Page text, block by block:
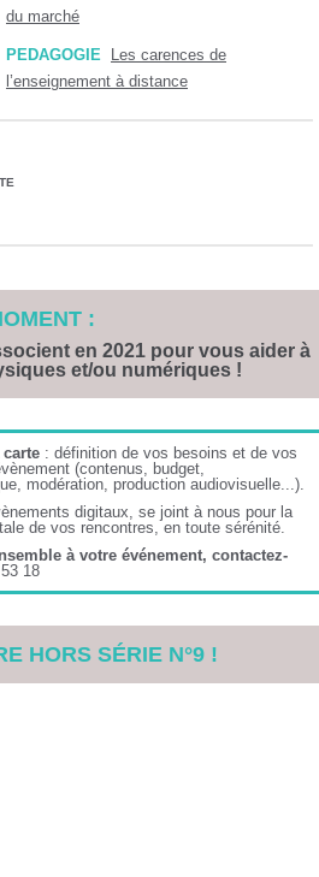
du marché
PEDAGOGIE
Les carences de
l’enseignement à distance
:
en 2021 pour vous aider à
et/ou numériques !
: définition de vos besoins et de vos
(contenus, budget,
modération, production audiovisuelle...).
digitaux, se joint à nous pour la
de vos rencontres, en toute sérénité.
à votre événement, contactez-
18
HORS SÉRIE N°9 !